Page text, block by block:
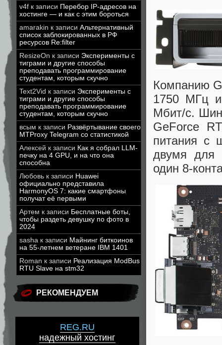
v4f к записи Перебор IP-адресов на
хостинге — и как с этим бороться
amarakin к записи Альтернативный
список заблокированных в РФ
ресурсов Re:filter
ResizeOn к записи Эксперименты с
тиграми и другие способы
преподавать программирование
студентам, которым скучно
Text2Vid к записи Эксперименты с
тиграми и другие способы
преподавать программирование
студентам, которым скучно
всым к записи Развёртывание своего
MTProxy Telegram со статистикой
Алексей к записи Как я собрал LLM-
печку на 4 GPU, и на что она
способна
Любовь к записи Huawei
официально представила
HarmonyOS 7: какие смартфоны
получат её первыми
Артем к записи Бесплатные боты,
чтобы раздеть девушку по фото в
2024
sasha к записи Майнинг биткоинов
на 55-летнем ветеране IBM 1401
Roman к записи Реализация ModBus
RTU Slave на stm32
РЕКОМЕНДУЕМ
REG.RU
надежный хостинг
Компанию
1750 МГц и
Мбит/с.
GeForce
питания с
двумя для
один 8-